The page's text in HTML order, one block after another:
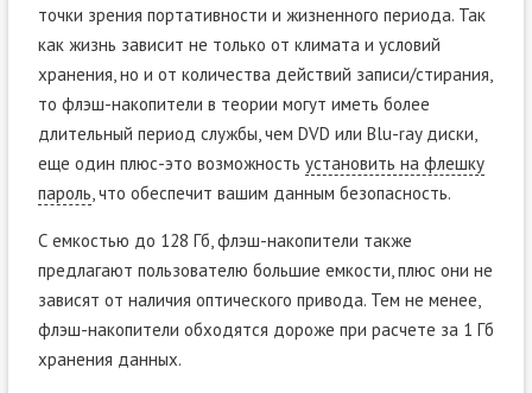
точки зрения портативности и жизненного периода. Так
как жизнь зависит не только от климата и условий
хранения, но и от количества действий записи/стирания,
то флэш-накопители в теории могут иметь более
длительный период службы, чем DVD или Blu-ray диски,
еще один плюс-это возможность установить на флешку
пароль , что обеспечит вашим данным безопасность.
С емкостью до 128 Гб, флэш-накопители также
предлагают пользователю большие емкости, плюс они не
зависят от наличия оптического привода. Тем не менее,
флэш-накопители обходятся дороже при расчете за 1 Гб
хранения данных.